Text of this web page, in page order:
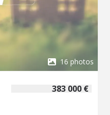
16 photos
383 000 €